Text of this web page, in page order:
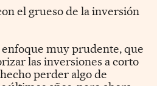
el grueso de la inversión
muy prudente, que
las inversiones a corto
perder algo de